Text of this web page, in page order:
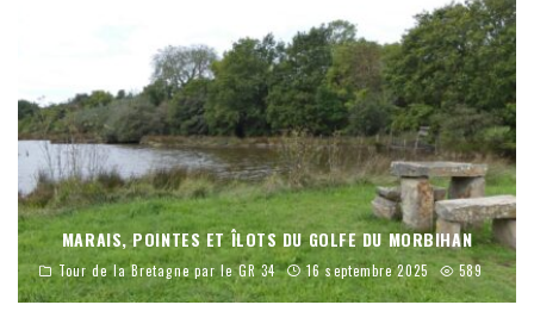
MARAIS, POINTES ET ÎLOTS DU GOLFE DU MORBIHAN
Tour de la Bretagne par le GR 34 16 septembre 2025 589